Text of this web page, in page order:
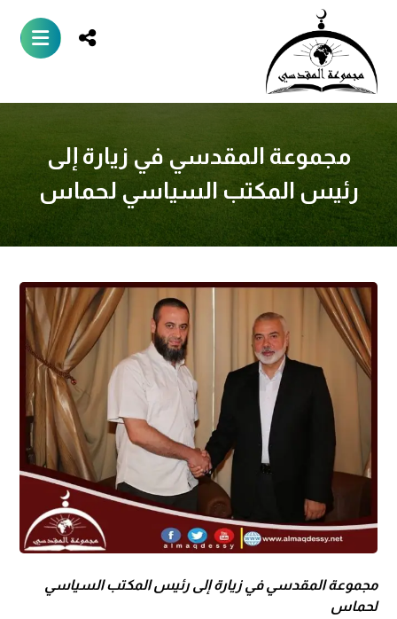
مجموعة المقدسي في زيارة إلى
رئيس المكتب السياسي لحماس
مجموعة المقدسي في زيارة إلى رئيس المكتب السياسي
لحماس